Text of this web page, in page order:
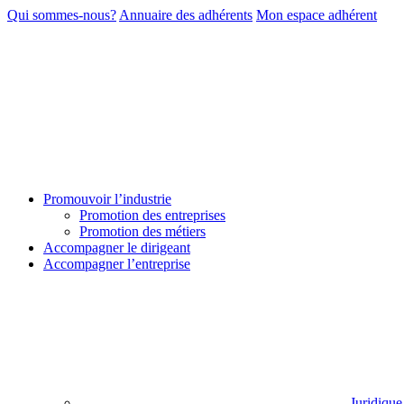
Qui sommes-nous? Annuaire des adhérents Mon espace adhérent
Promouvoir l’industrie
Promotion des entreprises
Promotion des métiers
Accompagner le dirigeant
Accompagner l’entreprise